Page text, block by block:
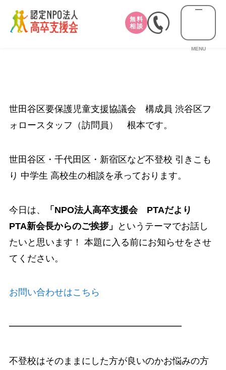
無料
相談
MENU
世田谷区要保護児童支援協議会 構成員 渋谷区フ
ォロースタッフ（訪問員） 根本です。
世田谷区・千代田区・新宿区など不登校 引きこも
り 中学生 高校生の相談を承っております。
今日は、
「NPO法人高卒支援会 PTAだより
PTA新会長からのご挨拶」
というテーマでお話し
たいと思います！ 本題に入る前にお知らせをさせ
てください。
お問い合わせはこちら
━━━━━━━━━━━━━━━━━━━
不登校はそのままにした方が良いのかお悩みの方